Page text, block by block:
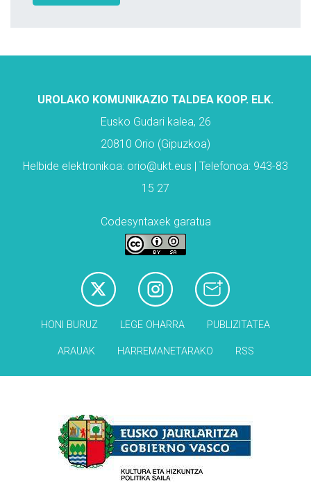
UROLAKO KOMUNIKAZIO TALDEA KOOP. ELK.
Eusko Gudari kalea, 26
20810 Orio (Gipuzkoa)
Helbide elektronikoa: orio@ukt.eus | Telefonoa: 943-83
15 27
Codesyntaxek garatua
HONI BURUZ LEGE OHARRA PUBLIZITATEA
ARAUAK HARREMANETARAKO RSS